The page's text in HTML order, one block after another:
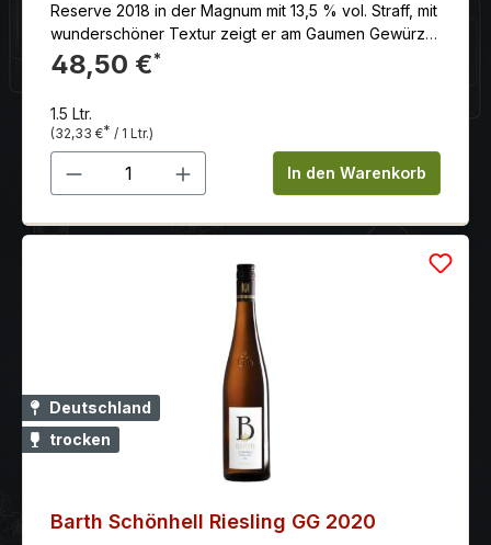
Reserve 2018 in der Magnum mit 13,5 % vol. Straff, mit
wunderschöner Textur zeigt er am Gaumen Gewürze,
etwas Butter und einem Hauch von Zitrone. Der
Abgang ist lange und verführerisch. Macht definitiv
48,50 €*
1.5 Ltr.
(32,33 €* / 1 Ltr.)
Produkt Anzahl: Gib denIn den Warenkorb
Deutschland
trocken
Barth Schönhell Riesling GG 2020